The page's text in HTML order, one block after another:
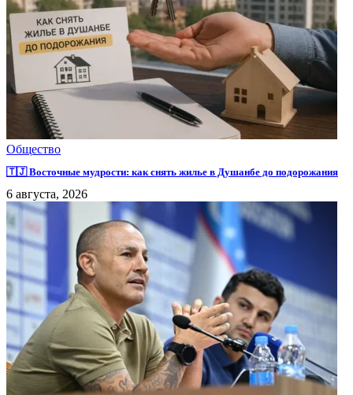
Общество
🇹🇯 Восточные мудрости: как снять жилье в Душанбе до подорожания
6 августа, 2026